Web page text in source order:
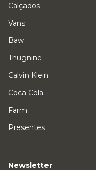
Calçados
Vans
Baw
Thugnine
Calvin Klein
Coca Cola
Farm
Presentes
Newsletter